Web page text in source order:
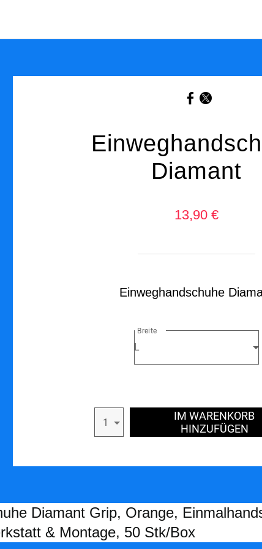
Diamant
13,90 €
Einweghandschuhe
Breite
L
1
IM WARENKORB
HINZUFÜGEN
Diamant Grip, Orange,
& Montage, 50 Stk/Box